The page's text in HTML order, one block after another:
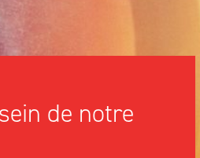
de notre